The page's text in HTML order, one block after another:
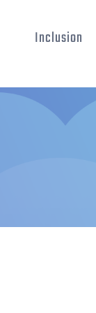
Inclusion